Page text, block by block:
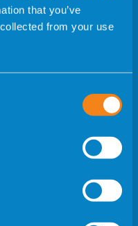
that you’ve
from your use
KOMPLEXITÄT